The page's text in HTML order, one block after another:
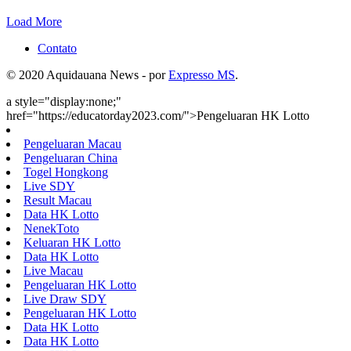
Load More
Contato
© 2020 Aquidauana News - porExpresso MS.
a style="display:none;"
href="https://educatorday2023.com/">Pengeluaran HK Lotto
Pengeluaran Macau
Pengeluaran China
Togel Hongkong
Live SDY
Result Macau
Data HK Lotto
NenekToto
Keluaran HK Lotto
Data HK Lotto
Live Macau
Pengeluaran HK Lotto
Live Draw SDY
Pengeluaran HK Lotto
Data HK Lotto
Data HK Lotto